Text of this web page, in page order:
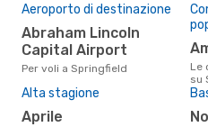
Aeroporto di destinazione
Abraham Lincoln
Capital Airport
Per voli a Springfield
Le compagnie aeree che volano
su
Alta stagione
aprile